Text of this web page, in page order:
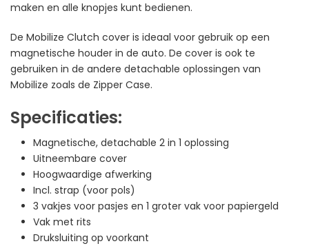
maken en alle knopjes kunt bedienen.
De Mobilize Clutch cover is ideaal voor gebruik op een
magnetische houder in de auto. De cover is ook te
gebruiken in de andere detachable oplossingen van
Mobilize zoals de Zipper Case.
Specificaties:
Magnetische, detachable 2 in 1 oplossing
Uitneembare cover
Hoogwaardige afwerking
Incl. strap (voor pols)
3 vakjes voor pasjes en 1 groter vak voor papiergeld
Vak met rits
Druksluiting op voorkant